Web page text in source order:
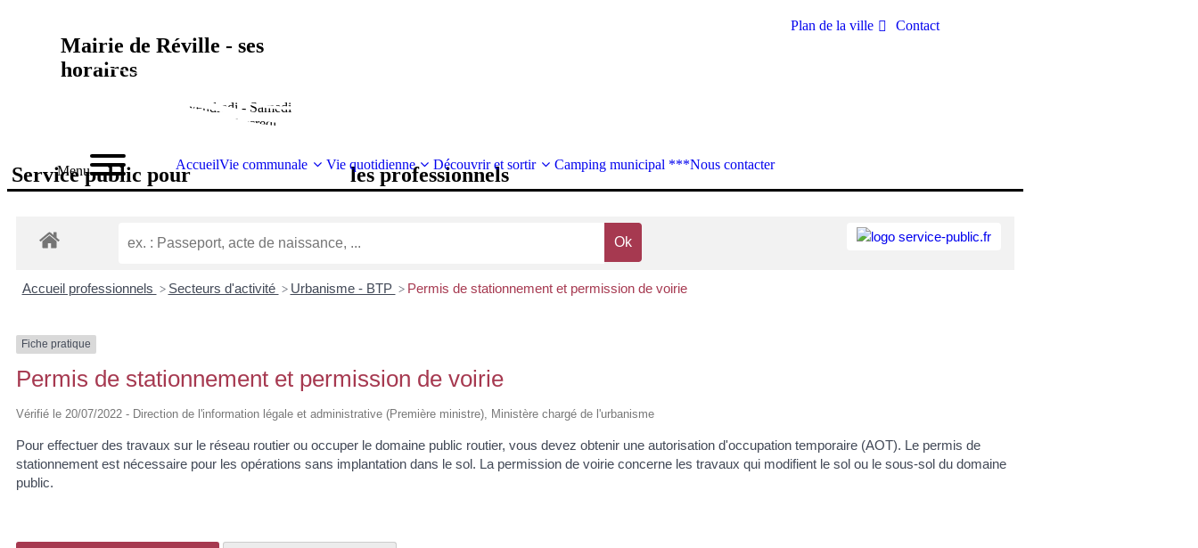
Mairie de Réville - ses
horaires
lundi - Mardi - Jeudi - Vendredi - Samedi
de 9h00 à 12h00 - Fermée le Mercredi
Plan de la ville Contact
Menu AccueilVie communale Vie quotidienne Découvrir et sortir Camping municipal ***Nous contacter
Service public pour les professionnels
Accueil professionnels > Secteurs d'activité > Urbanisme - BTP > Permis de stationnement et permission de voirie
Fiche pratique
Permis de stationnement et permission de voirie
Vérifié le 20/07/2022 - Direction de l'information légale et administrative (Première ministre), Ministère chargé de l'urbanisme
Pour effectuer des travaux sur le réseau routier ou occuper le domaine public routier, vous devez obtenir une autorisation d'occupation temporaire (AOT). Le permis de
stationnement est nécessaire pour les opérations sans implantation dans le sol. La permission de voirie concerne les travaux qui modifient le sol ou le sous-sol du domaine
public.